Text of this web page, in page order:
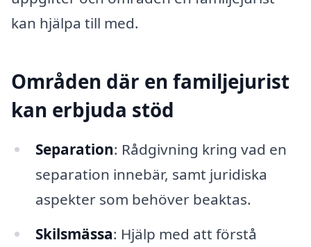
kan hjälpa till med.
Områden där en familjejurist
kan erbjuda stöd
Separation: Rådgivning kring vad en
separation innebär, samt juridiska
aspekter som behöver beaktas.
Skilsmässa: Hjälp med att förstå